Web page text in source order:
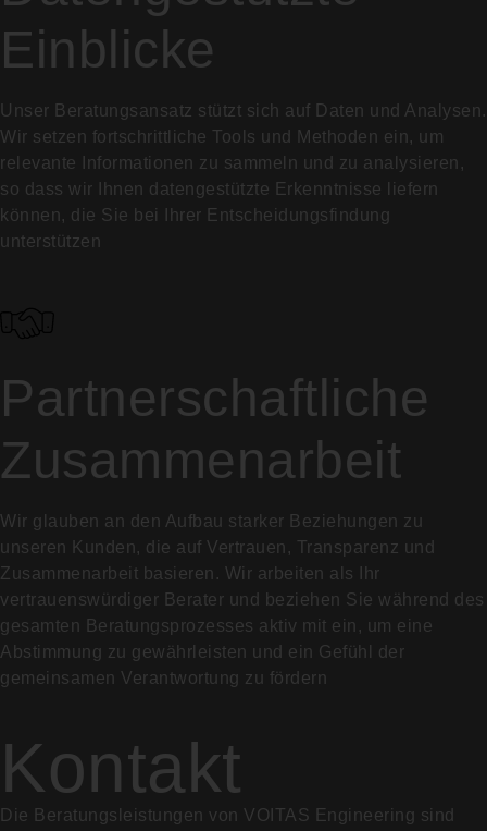
Einblicke
Unser Beratungsansatz stützt sich auf Daten und Analysen.
Wir setzen fortschrittliche Tools und Methoden ein, um
relevante Informationen zu sammeln und zu analysieren,
so dass wir Ihnen datengestützte Erkenntnisse liefern
können, die Sie bei Ihrer Entscheidungsfindung
unterstützen
Partnerschaftliche
Zusammenarbeit
Wir glauben an den Aufbau starker Beziehungen zu
unseren Kunden, die auf Vertrauen, Transparenz und
Zusammenarbeit basieren. Wir arbeiten als Ihr
vertrauenswürdiger Berater und beziehen Sie während des
gesamten Beratungsprozesses aktiv mit ein, um eine
Abstimmung zu gewährleisten und ein Gefühl der
gemeinsamen Verantwortung zu fördern
Kontakt
Die Beratungsleistungen von VOITAS Engineering sind